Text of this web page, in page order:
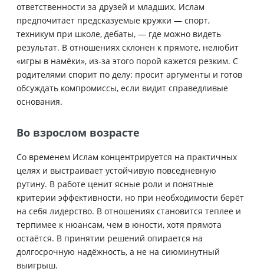
ответственности за друзей и младших. Ислам
предпочитает предсказуемые кружки — спорт,
техникум при школе, дебаты, — где можно видеть
результат. В отношениях склонен к прямоте, нелюбит
«игры в намёки», из-за этого порой кажется резким. С
родителями спорит по делу: просит аргументы и готов
обсуждать компромиссы, если видит справедливые
основания.
Во взрослом возрасте
Со временем Ислам концентрируется на практичных
целях и выстраивает устойчивую повседневную
рутину. В работе ценит ясные роли и понятные
критерии эффективности, но при необходимости берёт
на себя лидерство. В отношениях становится теплее и
терпимее к нюансам, чем в юности, хотя прямота
остаётся. В принятии решений опирается на
долгосрочную надёжность, а не на сиюминутный
выигрыш.